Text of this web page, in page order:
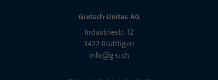
Gretsch-Unitas AG
Indu­s­triestr. 12
3422 Rüdt­ligen
info@g-u.ch